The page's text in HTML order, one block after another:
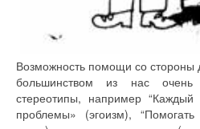
Возможность помощи со стороны
большинством из нас
стереотипы, например
проблемы» (эгоизм),